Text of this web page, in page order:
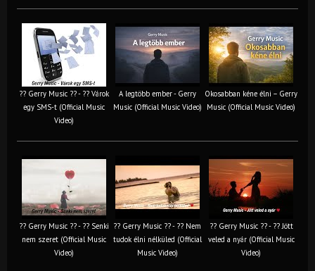
?? Gerry Music ?? - ?? Várok
egy SMS-t (Official Music
Video)
A legtöbb ember - Gerry
Music (Official Music Video)
Okosabban kéne élni – Gerry
Music (Official Music Video)
?? Gerry Music ?? - ?? Senki
nem szeret (Official Music
Video)
?? Gerry Music ?? - ?? Nem
tudok élni nélküled (Official
Music Video)
?? Gerry Music ?? - ?? Jött
veled a nyár (Official Music
Video)